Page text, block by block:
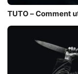
TUTO – Comment